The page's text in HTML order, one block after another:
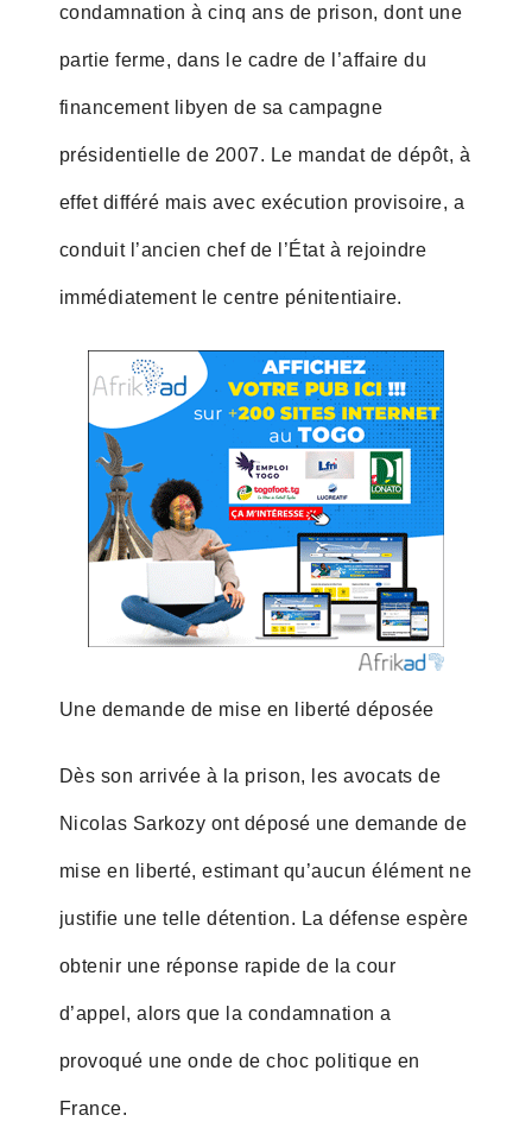
condamnation à cinq ans de prison, dont une
partie ferme, dans le cadre de l’affaire du
financement libyen de sa campagne
présidentielle de 2007. Le mandat de dépôt, à
effet différé mais avec exécution provisoire, a
conduit l’ancien chef de l’État à rejoindre
immédiatement le centre pénitentiaire.
Une demande de mise en liberté déposée
Dès son arrivée à la prison, les avocats de
Nicolas Sarkozy ont déposé une demande de
mise en liberté, estimant qu’aucun élément ne
justifie une telle détention. La défense espère
obtenir une réponse rapide de la cour
d’appel, alors que la condamnation a
provoqué une onde de choc politique en
France.